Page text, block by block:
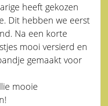
heeft gekozen
Dit hebben we eerst
Na een korte
mooi versierd en
gemaakt voor
mooie